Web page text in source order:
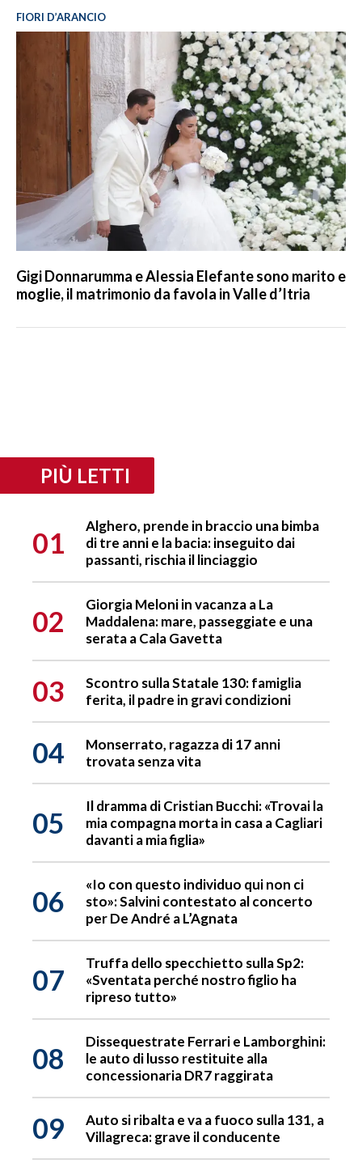
FIORI D’ARANCIO
Gigi Donnarumma e Alessia Elefante sono marito e
moglie, il matrimonio da favola in Valle d’Itria
PIÙ LETTI
01
Alghero, prende in braccio una bimba
di tre anni e la bacia: inseguito dai
passanti, rischia il linciaggio
02
Giorgia Meloni in vacanza a La
Maddalena: mare, passeggiate e una
serata a Cala Gavetta
03
Scontro sulla Statale 130: famiglia
ferita, il padre in gravi condizioni
04
Monserrato, ragazza di 17 anni
trovata senza vita
05
Il dramma di Cristian Bucchi: «Trovai la
mia compagna morta in casa a Cagliari
davanti a mia figlia»
06
«Io con questo individuo qui non ci
sto»: Salvini contestato al concerto
per De André a L’Agnata
07
Truffa dello specchietto sulla Sp2:
«Sventata perché nostro figlio ha
ripreso tutto»
08
Dissequestrate Ferrari e Lamborghini:
le auto di lusso restituite alla
concessionaria DR7 raggirata
09
Auto si ribalta e va a fuoco sulla 131, a
Villagreca: grave il conducente